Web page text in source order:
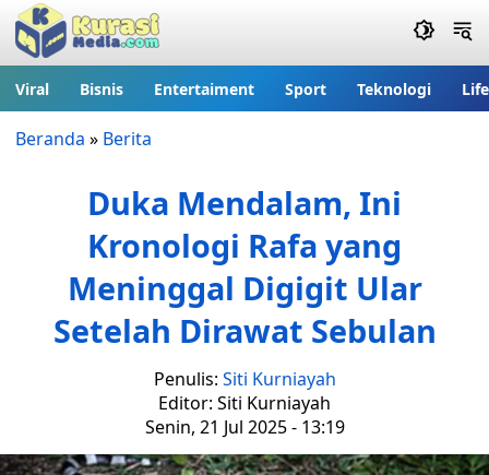
Viral Bisnis Entertaiment Sport Teknologi
Beranda » Berita
Duka Mendalam, Ini
Kronologi Rafa yang
Meninggal Digigit Ular
Setelah Dirawat Sebulan
Penulis: Siti Kurniayah
Editor: Siti Kurniayah
Senin, 21 Jul 2025 - 13:19